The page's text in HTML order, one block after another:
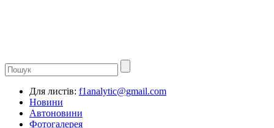
Для листів: f1analytic@gmail.com
Новини
Автоновини
Фотогалерея